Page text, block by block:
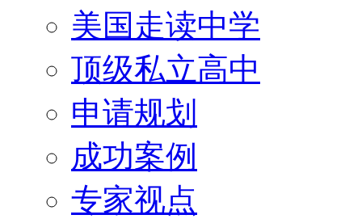
美国走读中学
顶级私立高中
申请规划
成功案例
专家视点